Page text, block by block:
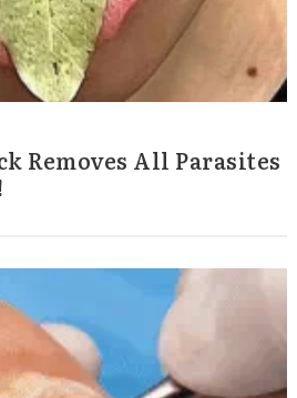
Removes All Parasites